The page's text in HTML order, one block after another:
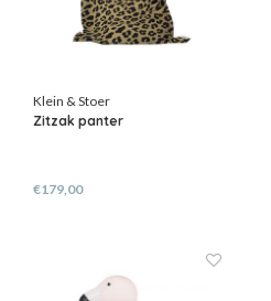
Klein & Stoer
Zitzak panter
€179,00